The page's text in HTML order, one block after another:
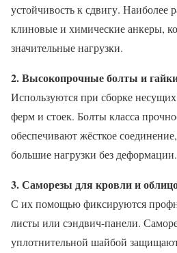
устойчивость к сдвигу. Наиболее
клиновые и химические анкеры,
значительные нагрузки.
2. Высокопрочные болты и
Используются при сборке
ферм и стоек. Болты класса
обеспечивают жёсткое
большие нагрузки без деформации.
3. Саморезы для кровли и
С их помощью фиксируются
листы или сэндвич-панели.
уплотнительной шайбой